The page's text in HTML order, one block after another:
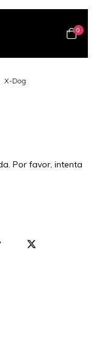
0
X-Dog
Por favor, intenta